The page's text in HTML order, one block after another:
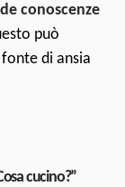
conoscenze
può
di ansia
cucino?”